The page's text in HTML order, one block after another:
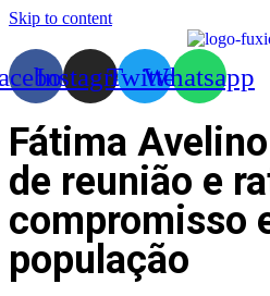
Skip to content
InstagramTwitterWhatsapp
Fátima
de reunião e
compromisso
população